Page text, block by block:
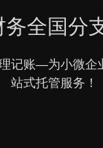
务全国分
记账—为小微企
站式托管服务！